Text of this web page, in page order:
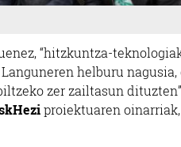
“hitzkuntza-
Languneren helburu
zer zailtasun
proiektuaren